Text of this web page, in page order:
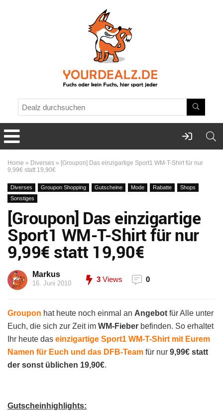
Home » Diverses » [Groupon] Das einzigartige Sport1 WM-T-Shirt für nur
9,99€ statt 19,90€
Diverses Groupon Shopping Gutscheine Mode Rabatte
Shops
Sonstiges
[Groupon] Das einzigartige
Sport1 WM-T-Shirt für nur
9,99€ statt 19,90€
Markus
16. Juni 2010 3 Views 0
Groupon hat heute noch einmal an Angebot für Alle unter
Euch, die sich zur Zeit im WM-Fieber befinden. So erhaltet
Ihr heute das einzigartige Sport1 WM-T-Shirt mit Eurem
Namen für Euch und das DFB-Team für nur 9,99€ statt
der sonst üblichen 19,90€.
Gutscheinhighlights: